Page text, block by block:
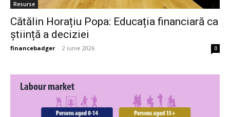
Resurse
Cătălin Horațiu Popa: Educația financiară ca
știință a deciziei
financebadger - 2 iunie 2026 0